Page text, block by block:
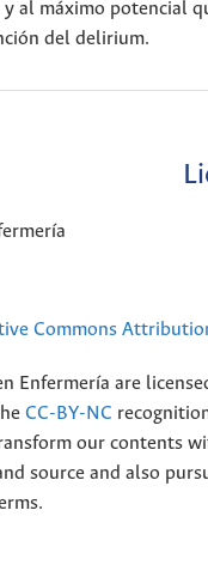
al máximo potencial
del delirium.
Commons
Enfermería are
CC-BY-NC
our contents
source and also